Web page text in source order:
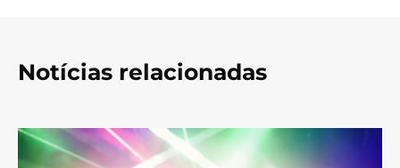
Notícias relacionadas